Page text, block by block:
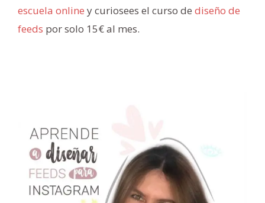
escuela online y curiosees el curso de diseño de
feeds por solo 15€ al mes.